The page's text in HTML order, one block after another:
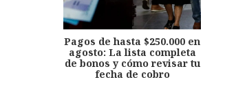
Pagos de hasta $250.000 en
agosto: La lista completa
de bonos y cómo revisar tu
fecha de cobro